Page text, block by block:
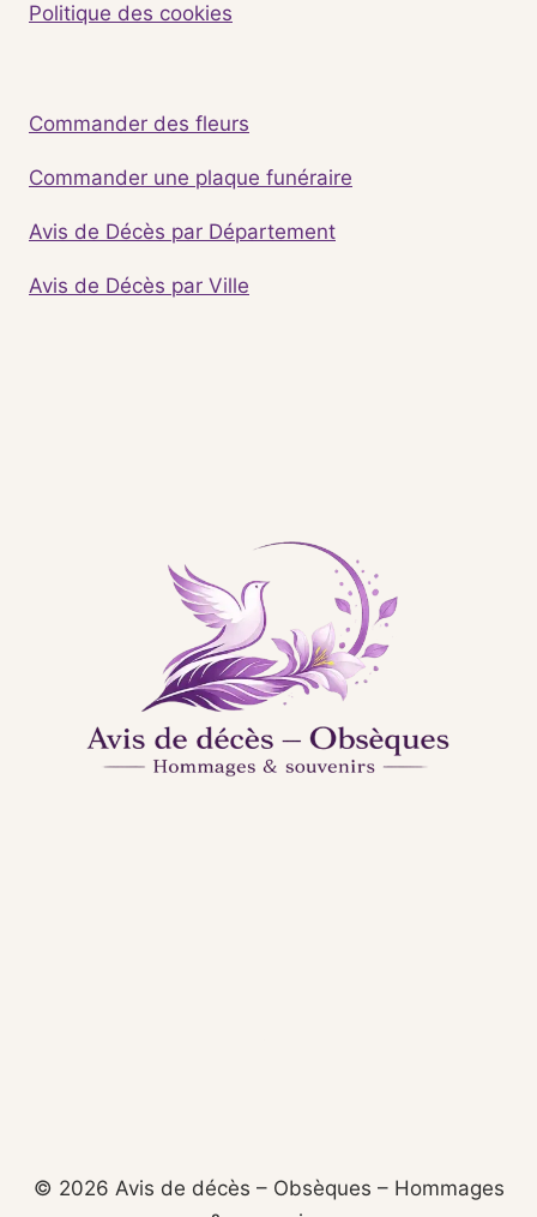
Politique des cookies
Commander des fleurs
Commander une plaque funéraire
Avis de Décès par Département
Avis de Décès par Ville
© 2026 Avis de décès – Obsèques – Hommages